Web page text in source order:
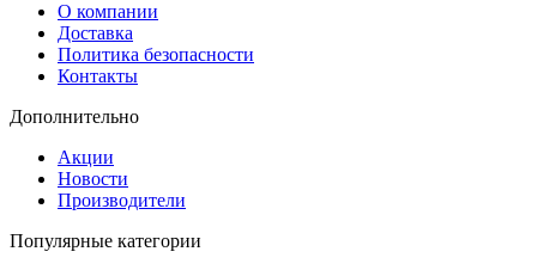
О компании
Доставка
Политика безопасности
Контакты
Дополнительно
Акции
Новости
Производители
Популярные категории